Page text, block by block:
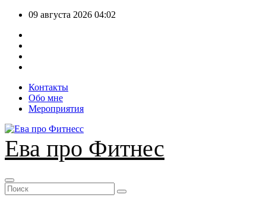
Перейти
содержимому
09 августа 2026 04:02
Контакты
Обо мне
Мероприятия
Ева про Фитнес